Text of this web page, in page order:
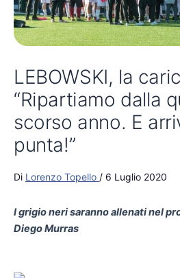
LEBOWSKI, la
“Ripartiamo dalla
scorso anno. E
punta!”
Di Lorenzo Topello / 6 Luglio 2020
I grigio neri saranno allenati nel
Diego Murras